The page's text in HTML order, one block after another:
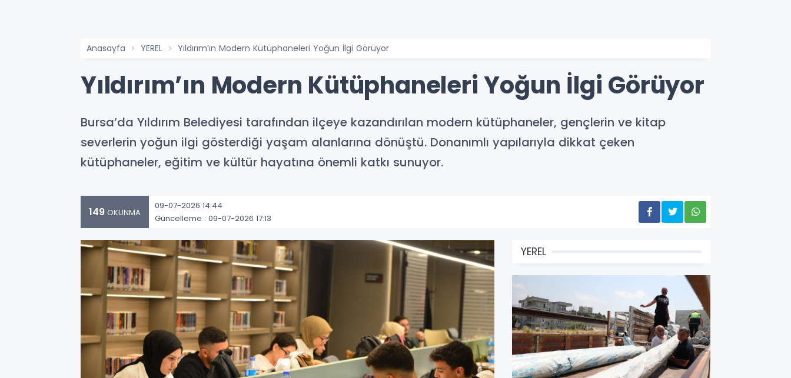
Anasayfa YEREL Yıldırım’ın Modern Kütüphaneleri Yoğun İlgi Görüyor
Yıldırım’ın Modern Kütüphaneleri Yoğun İlgi Görüyor
Bursa’da Yıldırım Belediyesi tarafından ilçeye kazandırılan modern kütüphaneler, gençlerin ve kitap
severlerin yoğun ilgi gösterdiği yaşam alanlarına dönüştü. Donanımlı yapılarıyla dikkat çeken
kütüphaneler, eğitim ve kültür hayatına önemli katkı sunuyor.
149 OKUNMA
09-07-2026 14:44
Güncelleme : 09-07-2026 17:13
YEREL